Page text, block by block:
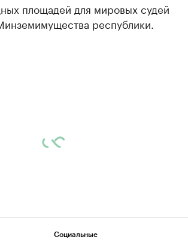
площадей для мировых судей
республики.
Социальные